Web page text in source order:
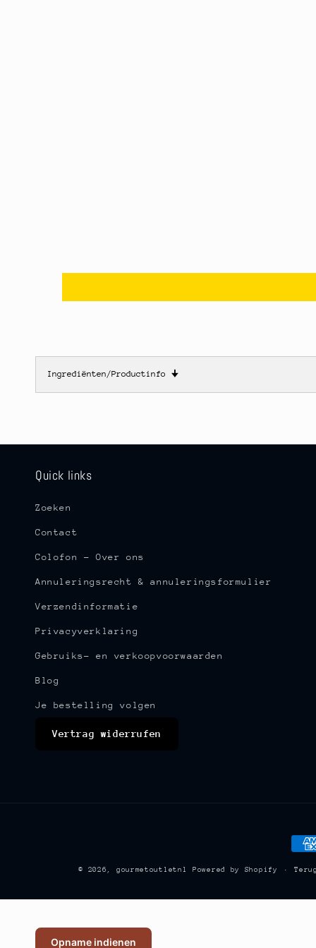
Ingrediënten/Productinfo 🠋
Quick links
Zoeken
Contact
Colofon - Over ons
Annuleringsrecht & annuleringsformulier
Verzendinformatie
Privacyverklaring
Gebruiks- en verkoopvoorwaarden
Blog
Je bestelling volgen
Vertrag widerrufen
© 2026, gourmetoutletnl Powered by Shopify
Opname indienen